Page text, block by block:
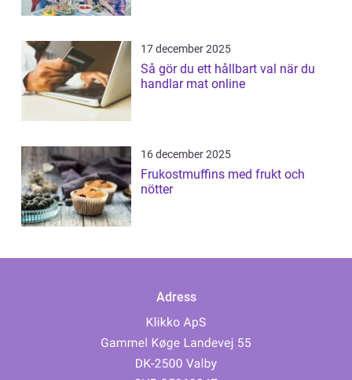
17 december 2025
Så gör du ett hållbart val när du
handlar mat online
16 december 2025
Frukostmuffins med frukt och
nötter
Adress